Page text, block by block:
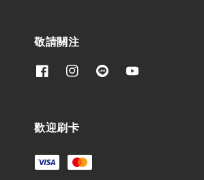
敬請關注
歡迎刷卡